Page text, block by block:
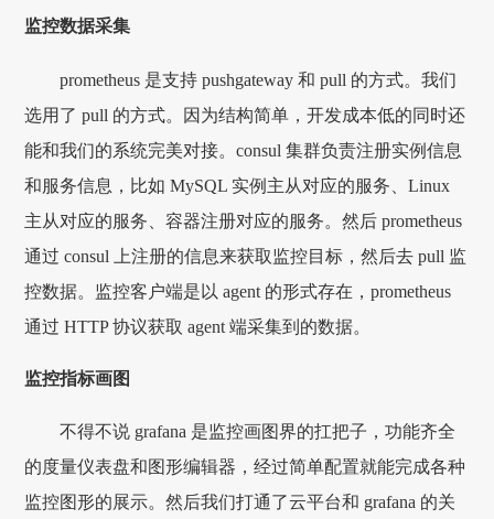
监控数据采集
prometheus 是支持 pushgateway 和 pull 的方式。我们
选用了 pull 的方式。因为结构简单，开发成本低的同时还
能和我们的系统完美对接。consul 集群负责注册实例信息
和服务信息，比如 MySQL 实例主从对应的服务、Linux
主从对应的服务、容器注册对应的服务。然后 prometheus
通过 consul 上注册的信息来获取监控目标，然后去 pull 监
控数据。监控客户端是以 agent 的形式存在，prometheus
通过 HTTP 协议获取 agent 端采集到的数据。
监控指标画图
不得不说 grafana 是监控画图界的扛把子，功能齐全
的度量仪表盘和图形编辑器，经过简单配置就能完成各种
监控图形的展示。然后我们打通了云平台和 grafana 的关